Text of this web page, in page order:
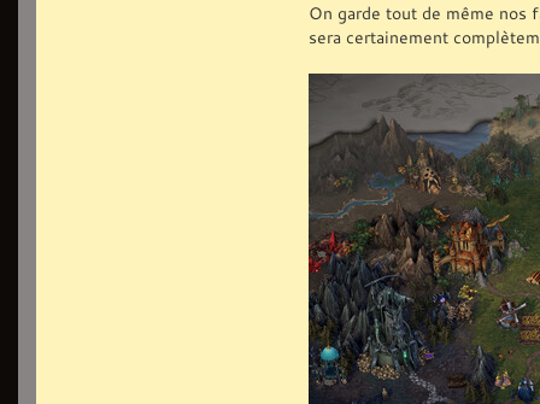
On garde tout de même
sera certainement